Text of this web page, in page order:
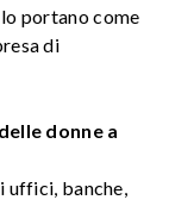
portano come
di
donne a
uffici, banche,